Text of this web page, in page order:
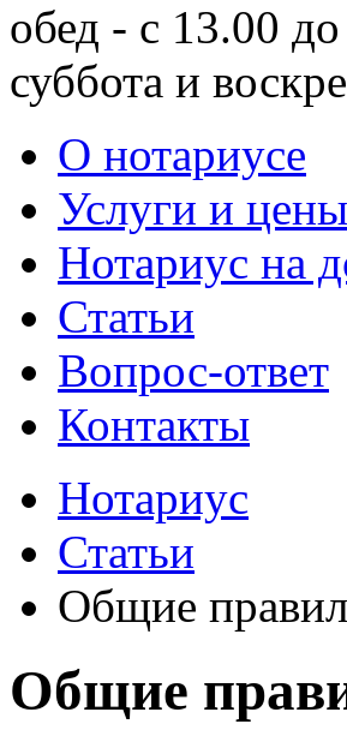
обед - с 13.00
суббота и
О нотариусе
Услуги и цены
Нотариус на
Статьи
Вопрос-ответ
Контакты
Нотариус
Статьи
Общие
Общие